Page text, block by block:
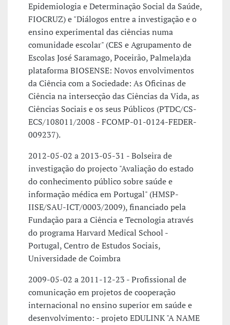
Epidemiologia e Determinação Social da Saúde,
FIOCRUZ) e "Diálogos entre a investigação e o
ensino experimental das ciências numa
comunidade escolar" (CES e Agrupamento de
Escolas José Saramago, Poceirão, Palmela)da
plataforma BIOSENSE: Novos envolvimentos
da Ciência com a Sociedade: As Oficinas de
Ciência na intersecção das Ciências da Vida, as
Ciências Sociais e os seus Públicos (PTDC/CS-
ECS/108011/2008 - FCOMP-01-0124-FEDER-
009237).
2012-05-02 a 2013-05-31 - Bolseira de
investigação do projecto "Avaliação do estado
do conhecimento público sobre saúde e
informação médica em Portugal" (HMSP-
IISE/SAU-ICT/0003/2009), financiado pela
Fundação para a Ciência e Tecnologia através
do programa Harvard Medical School -
Portugal, Centro de Estudos Sociais,
Universidade de Coimbra
2009-05-02 a 2011-12-23 - Profissional de
comunicação em projetos de cooperação
internacional no ensino superior em saúde e
desenvolvimento: - projeto EDULINK "A NAME